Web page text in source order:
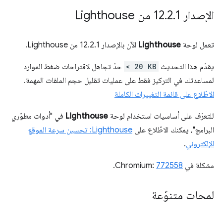
الإصدار 12 .2.1 من Lighthouse
تعمل لوحة Lighthouse الآن بالإصدار 12.2.1 من Lighthouse.
يقدّم هذا التحديث < 20 KB حدّ تجاهل لاقتراحات ضغط الموارد
لمساعدتك في التركيز فقط على عمليات تقليل حجم الملفات المهمة.
الاطّلاع على قائمة التغييرات الكاملة
للتعرّف على أساسيات استخدام لوحة Lighthouse في "أدوات مطوّري
البرامج"، يمكنك الاطّلاع على
Lighthouse: تحسين سرعة الموقع
الإلكتروني.
مشكلة في Chromium: 772558
.
لمحات متنوّعة